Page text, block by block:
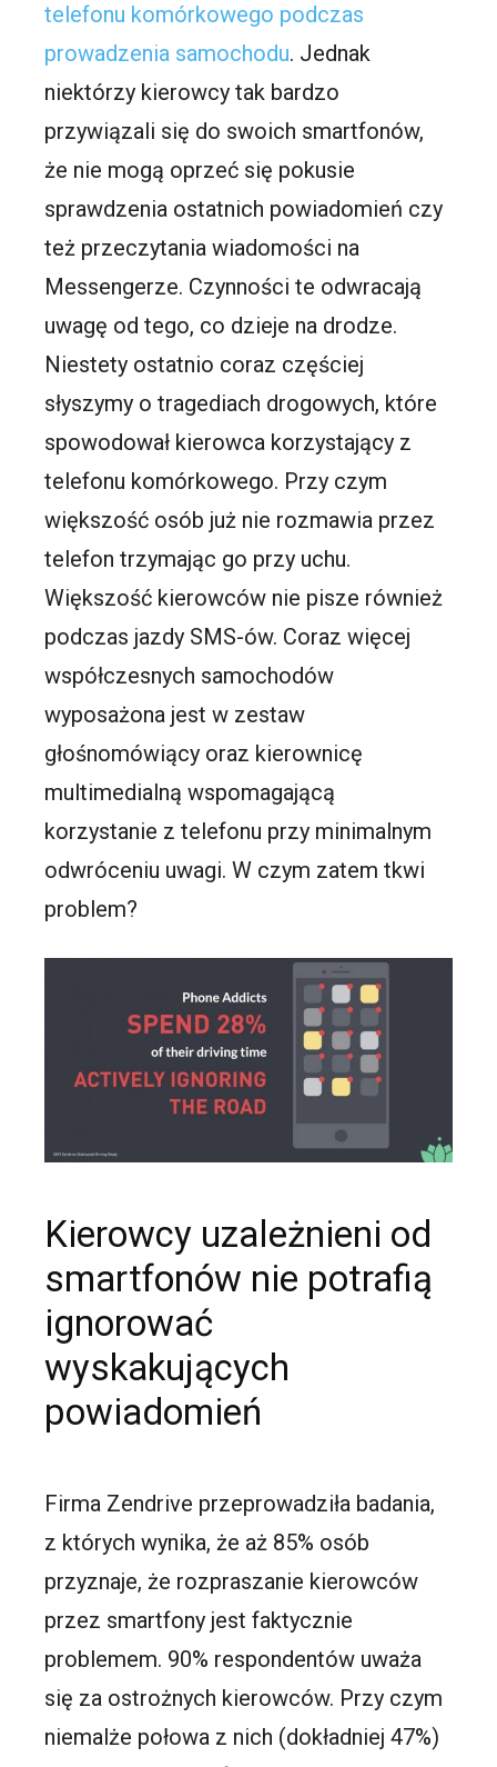
telefonu komórkowego podczas
prowadzenia samochodu. Jednak
niektórzy kierowcy tak bardzo
przywiązali się do swoich smartfonów,
że nie mogą oprzeć się pokusie
sprawdzenia ostatnich powiadomień czy
też przeczytania wiadomości na
Messengerze. Czynności te odwracają
uwagę od tego, co dzieje na drodze.
Niestety ostatnio coraz częściej
słyszymy o tragediach drogowych, które
spowodował kierowca korzystający z
telefonu komórkowego. Przy czym
większość osób już nie rozmawia przez
telefon trzymając go przy uchu.
Większość kierowców nie pisze również
podczas jazdy SMS-ów. Coraz więcej
współczesnych samochodów
wyposażona jest w zestaw
głośnomówiący oraz kierownicę
multimedialną wspomagającą
korzystanie z telefonu przy minimalnym
odwróceniu uwagi. W czym zatem tkwi
problem?
Kierowcy uzależnieni od
smartfonów nie potrafią
ignorować
wyskakujących
powiadomień
Firma Zendrive przeprowadziła badania,
z których wynika, że aż 85% osób
przyznaje, że rozpraszanie kierowców
przez smartfony jest faktycznie
problemem. 90% respondentów uważa
się za ostrożnych kierowców. Przy czym
niemalże połowa z nich (dokładniej 47%)